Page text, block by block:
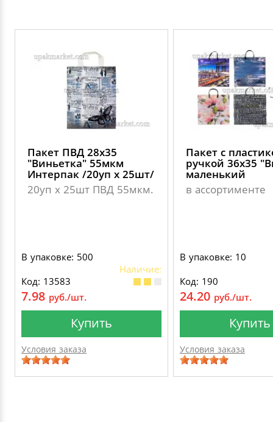
Пакет ПВД 28х35
"Виньетка" 55мкм
Интерпак /20уп х 25шт/
20уп х 25шт ПВД 55мкм.
В упаковке: 500
Наличие:
Код: 13583
7.98 руб./шт.
Купить
Условия заказа
Пакет с
ручкой 36х35
маленький
в ассортименте
В упаковке: 10
Код: 190
24.20 руб./шт.
Купить
Условия заказа